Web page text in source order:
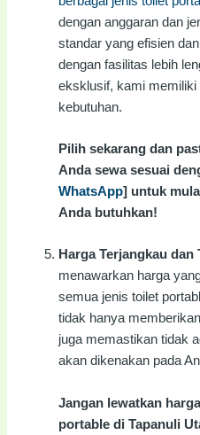
dengan anggaran dan
standar yang efisien
dengan fasilitas lebih
eksklusif, kami memiliki
kebutuhan.
Pilih sekarang dan
Anda sewa sesuai
WhatsApp] untuk
Anda butuhkan!
Harga Terjangkau dan
menawarkan harga
semua jenis toilet
tidak hanya
juga memastikan tidak
akan dikenakan pada
Jangan lewatkan
portable di Tapanuli